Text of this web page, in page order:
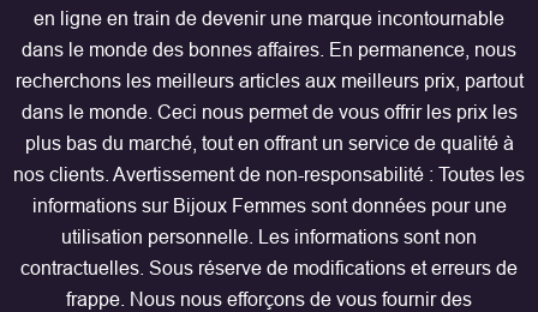
en ligne en train de devenir une marque incontournable
dans le monde des bonnes affaires. En permanence, nous
recherchons les meilleurs articles aux meilleurs prix, partout
dans le monde. Ceci nous permet de vous offrir les prix les
plus bas du marché, tout en offrant un service de qualité à
nos clients. Avertissement de non-responsabilité : Toutes les
informations sur Bijoux Femmes sont données pour une
utilisation personnelle. Les informations sont non
contractuelles. Sous réserve de modifications et erreurs de
frappe. Nous nous efforçons de vous fournir des